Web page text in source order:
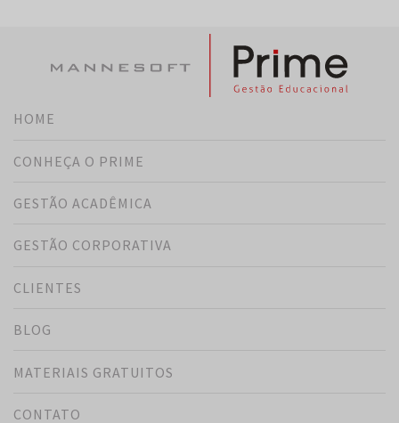
HOME
CONHEÇA O PRIME
GESTÃO ACADÊMICA
GESTÃO CORPORATIVA
CLIENTES
BLOG
MATERIAIS GRATUITOS
CONTATO